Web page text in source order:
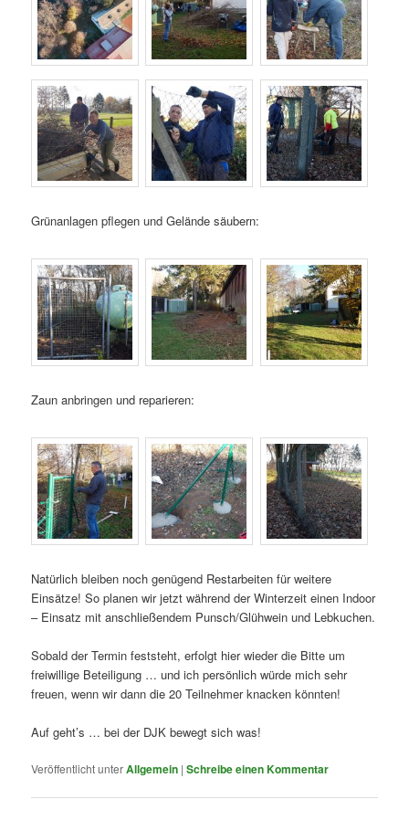
Grünanlagen pflegen und Gelände säubern:
Zaun anbringen und reparieren:
Natürlich bleiben noch genügend Restarbeiten für weitere
Einsätze! So planen wir jetzt während der Winterzeit einen Indoor
– Einsatz mit anschließendem Punsch/Glühwein und Lebkuchen.
Sobald der Termin feststeht, erfolgt hier wieder die Bitte um
freiwillige Beteiligung … und ich persönlich würde mich sehr
freuen, wenn wir dann die 20 Teilnehmer knacken könnten!
Auf geht’s … bei der DJK bewegt sich was!
Veröffentlicht unterAllgemein |Schreibe einen Kommentar